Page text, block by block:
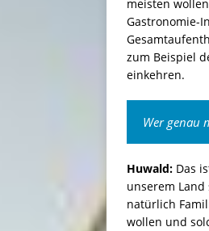
meisten
Gastronomie-
zum Beispiel
einkehren.
Wer genau
Huwald: Das
unserem
natürlich
wollen und